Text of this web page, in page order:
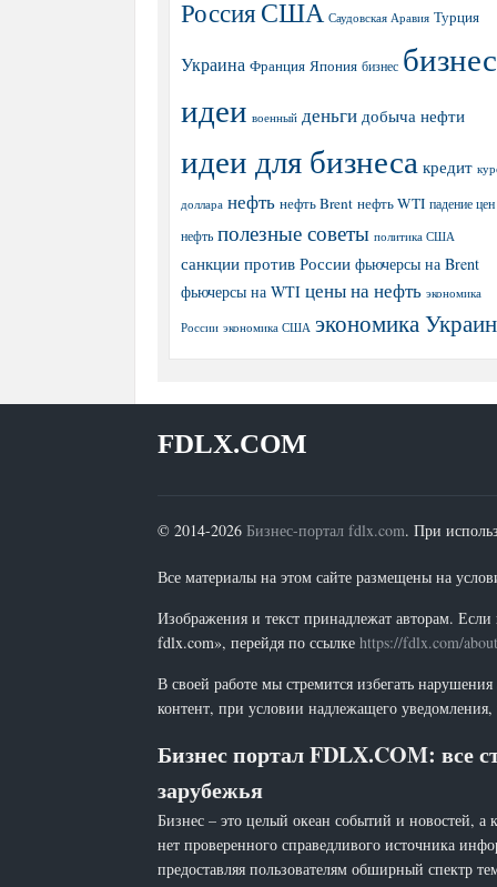
РоссияСША Саудовская Аравия Турция
Украина Франция Япония бизнес бизнес
идеи военный деньги добыча нефти
идеи для бизнеса кредит
доллара нефть нефть Brent нефть WTI падение
нефть полезные советы политика США
санкции против России фьючерсы на Brent
фьючерсы на WTI цены на нефть экономика
России экономика США экономика
FDLX.COM
© 2014-2026 Бизнес-портал fdlx.com. При
Все материалы на этом сайте размещены на
Изображения и текст принадлежат авторам.
fdlx.com», перейдя по ссылке https://fdlx.com/
В своей работе мы стремится избегать
контент, при условии надлежащего
Бизнес портал FDLX.COM: все
зарубежья
Бизнес – это целый океан событий и новостей,
нет проверенного справедливого источника
предоставляя пользователям обширный спектр